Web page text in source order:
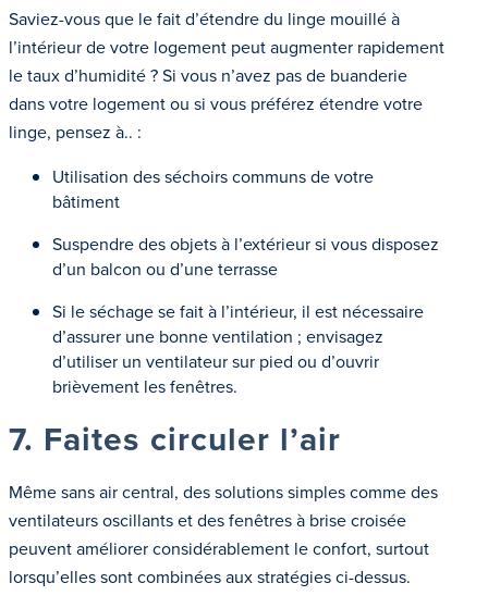
Saviez-vous que le fait d’étendre du linge mouillé à
l’intérieur de votre logement peut augmenter rapidement
le taux d’humidité ? Si vous n’avez pas de buanderie
dans votre logement ou si vous préférez étendre votre
linge, pensez à.. :
Utilisation des séchoirs communs de votre
bâtiment
Suspendre des objets à l’extérieur si vous disposez
d’un balcon ou d’une terrasse
Si le séchage se fait à l’intérieur, il est nécessaire
d’assurer une bonne ventilation ; envisagez
d’utiliser un ventilateur sur pied ou d’ouvrir
brièvement les fenêtres.
7. Faites circuler l’air
Même sans air central, des solutions simples comme des
ventilateurs oscillants et des fenêtres à brise croisée
peuvent améliorer considérablement le confort, surtout
lorsqu’elles sont combinées aux stratégies ci-dessus.